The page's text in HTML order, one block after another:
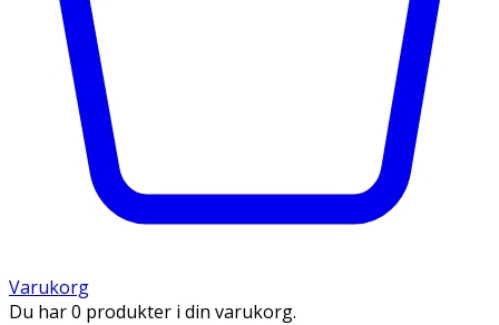
Varukorg
Du har 0 produkter i din varukorg.